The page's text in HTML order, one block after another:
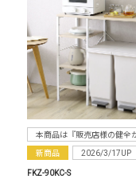
本商品は『販売店様の健全
新商品 2026/3/17UP
FKZ-90KC-S